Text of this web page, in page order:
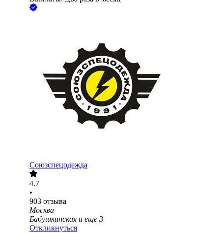
Союзспецодежда
4.7
•
903 отзыва
Москва
Бабушкинская и еще 3
Откликнуться